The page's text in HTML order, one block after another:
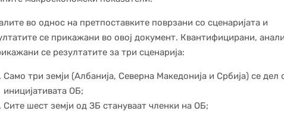
во однос на претпоставките поврзани со сценаријата и
се прикажани во овој документ. Квантифицирани,
се резултатите за три сценарија:
Само три земји (Албанија, Северна Македонија и Србија) се дел
иницијативата ОБ;
Сите шест земји од ЗБ стануваат членки на ОБ;